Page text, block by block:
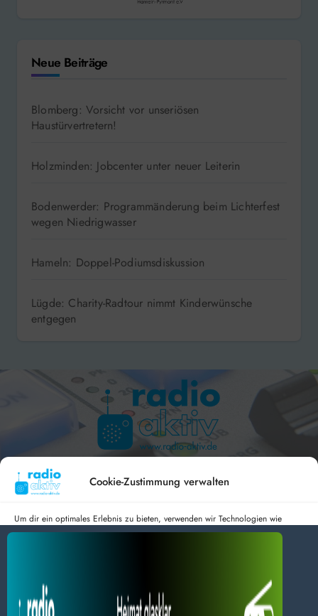
Cookie-Zustimmung verwalten
Um dir ein optimales Erlebnis zu bieten, verwenden wir Technologien wie
Cookies, um Geräteinformationen zu speichern und/oder darauf zuzugreifen.
und Funktionen beeinträchtigt werden.
Dienste verwalten
Neue Beiträge
Blomberg: Vorsicht vor unseriösen
Haustürvertretern!
Holzminden: Jobcenter unter neuer Leiterin
Bodenwerder: Programmänderung beim Lichterfest
wegen Niedrigwasser
Hameln: Doppel-Podiumsdiskussion
Lügde: Charity-Radtour nimmt Kinderwünsche
entgegen
Hameln 99.3 – Bad Pyrmont 94.8 – Bad Münder 107.2 –
DAB+ 9C
BlogData byThemeansar